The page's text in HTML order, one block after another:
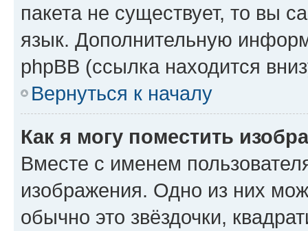
пакета не существует, то вы
язык. Дополнительную
phpBB (ссылка находится
Вернуться к началу
Как я могу поместить
Вместе с именем
изображения. Одно из них
обычно это звёздочки,